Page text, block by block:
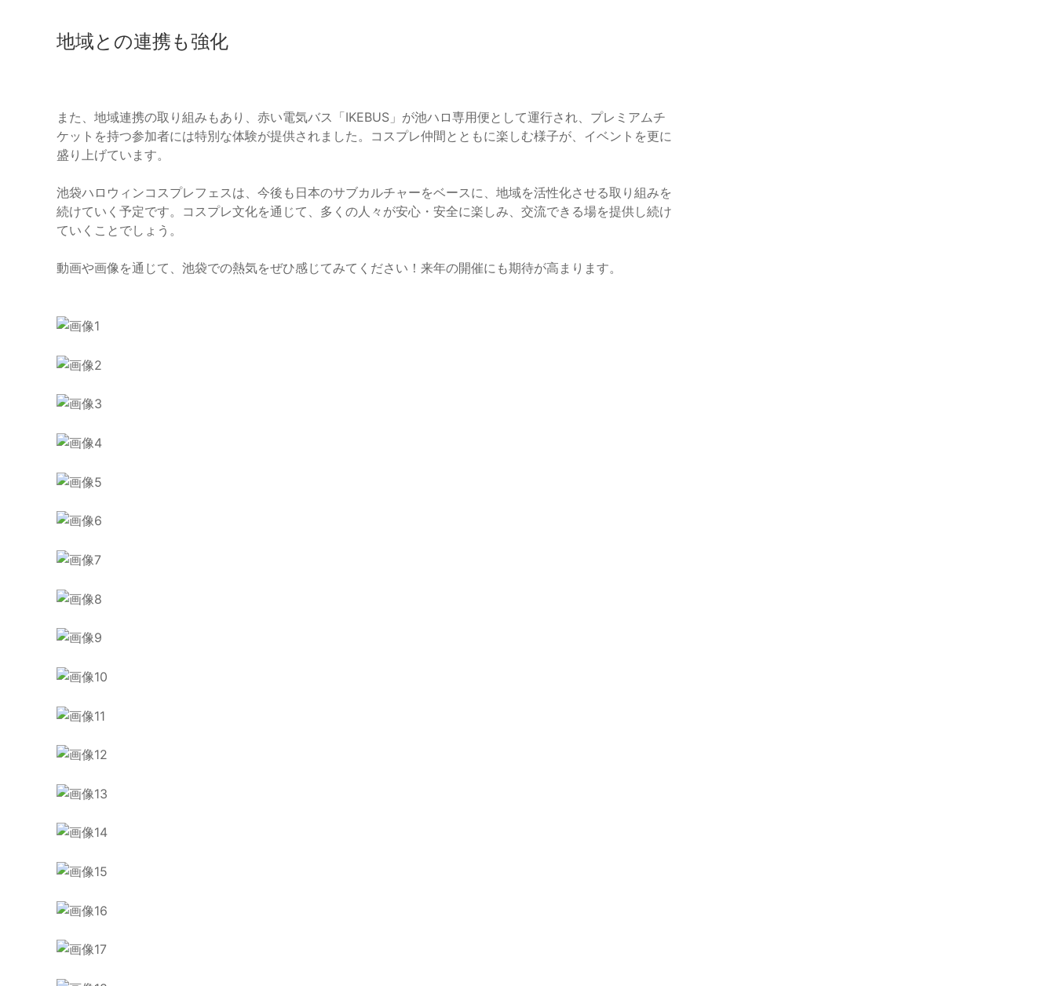
地域との連携も強化
また、地域連携の取り組みもあり、赤い電気バス「IKEBUS」が池ハロ専用便として運行され、プレミアムチ
ケットを持つ参加者には特別な体験が提供されました。コスプレ仲間とともに楽しむ様子が、イベントを更に
盛り上げています。
池袋ハロウィンコスプレフェスは、今後も日本のサブカルチャーをベースに、地域を活性化させる取り組みを
続けていく予定です。コスプレ文化を通じて、多くの人々が安心・安全に楽しみ、交流できる場を提供し続け
ていくことでしょう。
動画や画像を通じて、池袋での熱気をぜひ感じてみてください！来年の開催にも期待が高まります。